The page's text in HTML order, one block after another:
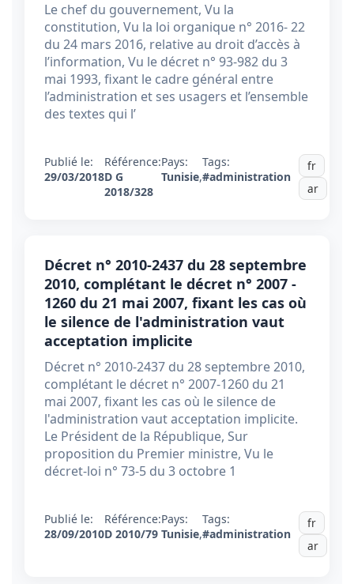
Le chef du gouvernement, Vu la
constitution, Vu la loi organique n° 2016- 22
du 24 mars 2016, relative au droit d’accès à
l’information, Vu le décret n° 93-982 du 3
mai 1993, fixant le cadre général entre
l’administration et ses usagers et l’ensemble
des textes qui l’
Publié le:
29/03/2018
Référence:
D G
2018/328
Pays:
Tunisie,
Tags:
#administration
fr
ar
Décret n° 2010-2437 du 28 septembre
2010, complétant le décret n° 2007 -
1260 du 21 mai 2007, fixant les cas où
le silence de l'administration vaut
acceptation implicite
Décret n° 2010-2437 du 28 septembre 2010,
complétant le décret n° 2007-1260 du 21
mai 2007, fixant les cas où le silence de
l'administration vaut acceptation implicite.
Le Président de la République, Sur
proposition du Premier ministre, Vu le
décret-loi n° 73-5 du 3 octobre 1
Publié le:
28/09/2010
Référence:
D 2010/79
Pays:
Tunisie,
Tags:
#administration
fr
ar